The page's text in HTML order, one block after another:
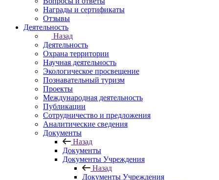
Награды и сертификаты
Отзывы
Деятельность
Назад
Деятельность
Охрана территории
Научная деятельность
Экологическое просвещение
Познавательный туризм
Проекты
Международная деятельность
Публикации
Сотрудничество и предложения
Аналитические сведения
Документы
Назад
Документы
Документы Учреждения
Назад
Документы Учреждения